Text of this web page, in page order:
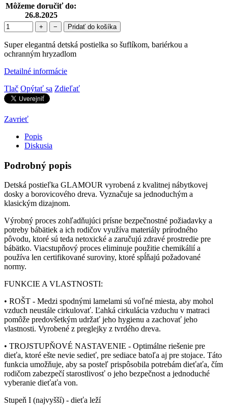
Môžeme doručiť do:
26.8.2025
+ − Pridať do košíka
Super elegantná detská postielka so šuflíkom, bariérkou a
ochranným hryzadlom
Detailné informácie
Tlač Opýtať sa Zdieľať
Zavrieť
Popis
Diskusia
Podrobný popis
Detská postieľka GLAMOUR vyrobená z kvalitnej nábytkovej
dosky a borovicového dreva. Vyznačuje sa jednoduchým a
klasickým dizajnom.
Výrobný proces zohľadňujúci prísne bezpečnostné požiadavky a
potreby bábätiek a ich rodičov využíva materiály prírodného
pôvodu, ktoré sú teda netoxické a zaručujú zdravé prostredie pre
bábätko. Viacstupňový proces eliminuje použitie chemikálií a
používa len certifikované suroviny, ktoré spĺňajú požadované
normy.
FUNKCIE A VLASTNOSTI:
• ROŠT - Medzi spodnými lamelami sú voľné miesta, aby mohol
vzduch neustále cirkulovať. Ľahká cirkulácia vzduchu v matraci
pomôže predovšetkým udržať jeho hygienu a zachovať jeho
vlastnosti. Vyrobené z preglejky z tvrdého dreva.
• TROJSTUPŇOVÉ NASTAVENIE - Optimálne riešenie pre
dieťa, ktoré ešte nevie sedieť, pre sediace batoľa aj pre stojace. Táto
funkcia umožňuje, aby sa posteľ prispôsobila potrebám dieťaťa, čím
rodičom zabezpečí starostlivosť o jeho bezpečnost a jednoduché
vyberanie dieťaťa von.
Stupeň I (najvyšší) - dieťa leží